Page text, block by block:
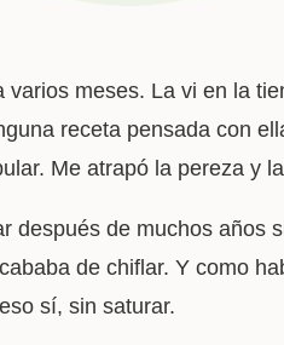
meses. La vi en la
receta pensada con
Me atrapó la pereza y
después de muchos años
de chiflar. Y como
sí, sin saturar.